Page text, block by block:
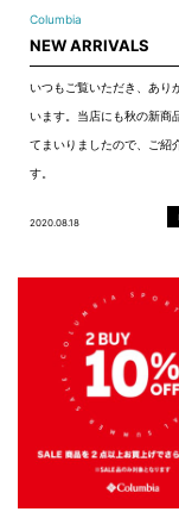
Columbia
NEW ARRIVALS
いつもご覧いただき、あり
います。当店にも秋の新商
てまいりましたので、ご紹
す。
2020.08.18